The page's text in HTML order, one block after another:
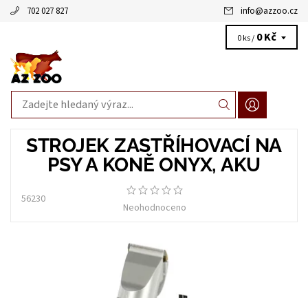
702 027 827 info@azzoo.cz
0 ks / 0 Kč
STROJEK ZASTŘÍHOVACÍ NA
PSY A KONĚ ONYX, AKU
56230
Neohodnoceno